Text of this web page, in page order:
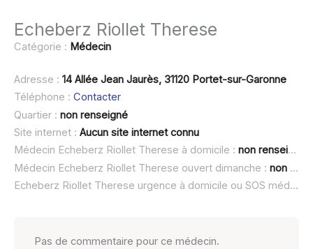
Echeberz Riollet Therese
Catégorie : Médecin
Adresse : 14 Allée Jean Jaurès, 31120 Portet-sur-Garonne
Téléphone : Contacter
Quartier : non renseigné
Site internet : Aucun site internet connu
Médecin Echeberz Riollet Therese à domicile : non renseigné
Médecin Echeberz Riollet Therese ouvert dimanche : non renseigné
Echeberz Riollet Therese urgence à domicile ou SOS médecin :
Pas de commentaire pour ce médecin.